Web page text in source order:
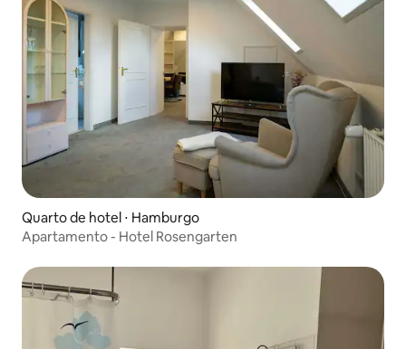
Quarto de hotel ⋅ Hamburgo
Apartamento - Hotel Rosengarten